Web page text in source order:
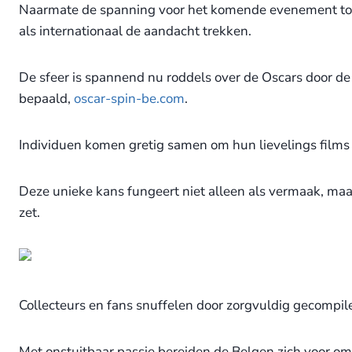
Naarmate de spanning voor het komende evenement
als internationaal de aandacht trekken.
De sfeer is spannend nu roddels over de Oscars door
bepaald, oscar-spin-be.com.
Individuen komen gretig samen om hun lievelings
Deze unieke kans fungeert niet alleen als vermaak,
zet.
Collecteurs en fans snuffelen door zorgvuldig